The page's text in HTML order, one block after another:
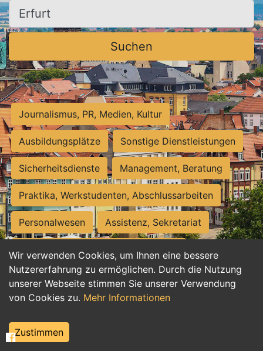
Wir verwenden Cookies, um Ihnen eine bessere
Nutzererfahrung zu ermöglichen. Durch die Nutzung
unserer Webseite stimmen Sie unserer Verwendung
von Cookies zu. Mehr Informationen
Zustimmen
Ort, Stadt
Suchen
Journalismus, PR, Medien, Kultur
Ausbildungsplätze Sonstige Dienstleistungen
Sicherheitsdienste Management, Beratung
Praktika, Werkstudenten, Abschlussarbeiten
Personalwesen Assistenz, Sekretariat
Hilfskräfte, Aushilfs- und Nebenjobs
Einkauf, Logistik, Materialwirtschaft
Weiterbildung, Studium, duale Ausbildung
Tourismus